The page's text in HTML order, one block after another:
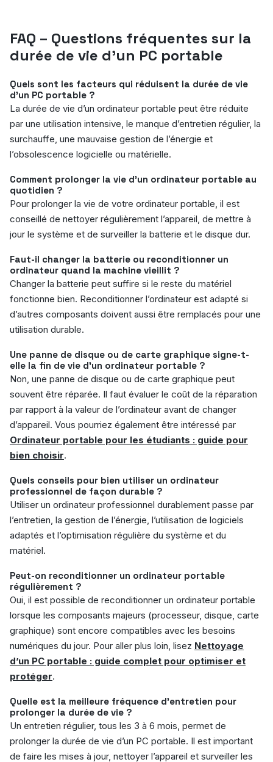
FAQ – Questions fréquentes sur la
durée de vie d’un PC portable
Quels sont les facteurs qui réduisent la durée de vie
d’un PC portable ?
La durée de vie d’un ordinateur portable peut être réduite
par une utilisation intensive, le manque d’entretien régulier, la
surchauffe, une mauvaise gestion de l’énergie et
l’obsolescence logicielle ou matérielle.
Comment prolonger la vie d’un ordinateur portable au
quotidien ?
Pour prolonger la vie de votre ordinateur portable, il est
conseillé de nettoyer régulièrement l’appareil, de mettre à
jour le système et de surveiller la batterie et le disque dur.
Faut-il changer la batterie ou reconditionner un
ordinateur quand la machine vieillit ?
Changer la batterie peut suffire si le reste du matériel
fonctionne bien. Reconditionner l’ordinateur est adapté si
d’autres composants doivent aussi être remplacés pour une
utilisation durable.
Une panne de disque ou de carte graphique signe-t-
elle la fin de vie d’un ordinateur portable ?
Non, une panne de disque ou de carte graphique peut
souvent être réparée. Il faut évaluer le coût de la réparation
par rapport à la valeur de l’ordinateur avant de changer
d’appareil. Vous pourriez également être intéressé par
Ordinateur portable pour les étudiants : guide pour
bien choisir.
Quels conseils pour bien utiliser un ordinateur
professionnel de façon durable ?
Utiliser un ordinateur professionnel durablement passe par
l’entretien, la gestion de l’énergie, l’utilisation de logiciels
adaptés et l’optimisation régulière du système et du
matériel.
Peut-on reconditionner un ordinateur portable
régulièrement ?
Oui, il est possible de reconditionner un ordinateur portable
lorsque les composants majeurs (processeur, disque, carte
graphique) sont encore compatibles avec les besoins
numériques du jour. Pour aller plus loin, lisez Nettoyage
d’un PC portable : guide complet pour optimiser et
protéger.
Quelle est la meilleure fréquence d’entretien pour
prolonger la durée de vie ?
Un entretien régulier, tous les 3 à 6 mois, permet de
prolonger la durée de vie d’un PC portable. Il est important
de faire les mises à jour, nettoyer l’appareil et surveiller les